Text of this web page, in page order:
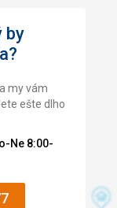
by
my vám
ešte dlho
Ne 8:00-